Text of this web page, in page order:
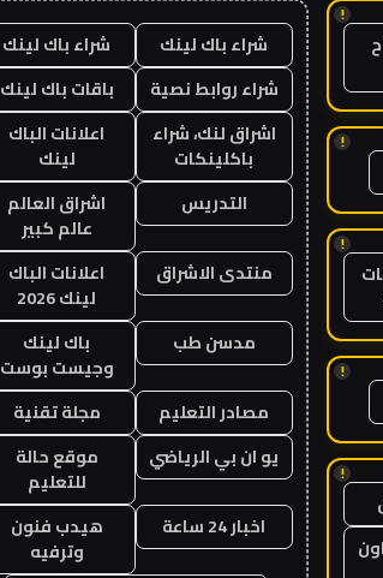
!
!
!
!
!
شراء باك لينك
شراء باك لينك
شراء روابط نصية
باقات باك لينك
اشراق لنك، شراء
باكلينكات
اعلانات الباك
لينك
التدريس
اشراق العالم
عالم كبير
منتدى الاشراق
اعلانات الباك
لينك 2026
مدسن طب
باك لينك
وجيست بوست
مصادر التعليم
مجلة تقنية
يو ان بي الرياضي
موقع حالة
للتعليم
اخبار 24 ساعة
هيدب فنون
وترفيه